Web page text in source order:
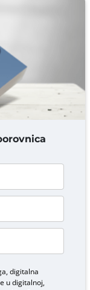
digitalna
u digitalnoj,